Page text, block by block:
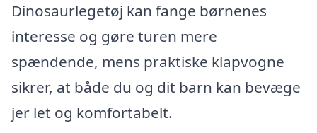
Dinosaurlegetøj kan fange børnenes
interesse og gøre turen mere
spændende, mens praktiske klapvogne
sikrer, at både du og dit barn kan bevæge
jer let og komfortabelt.